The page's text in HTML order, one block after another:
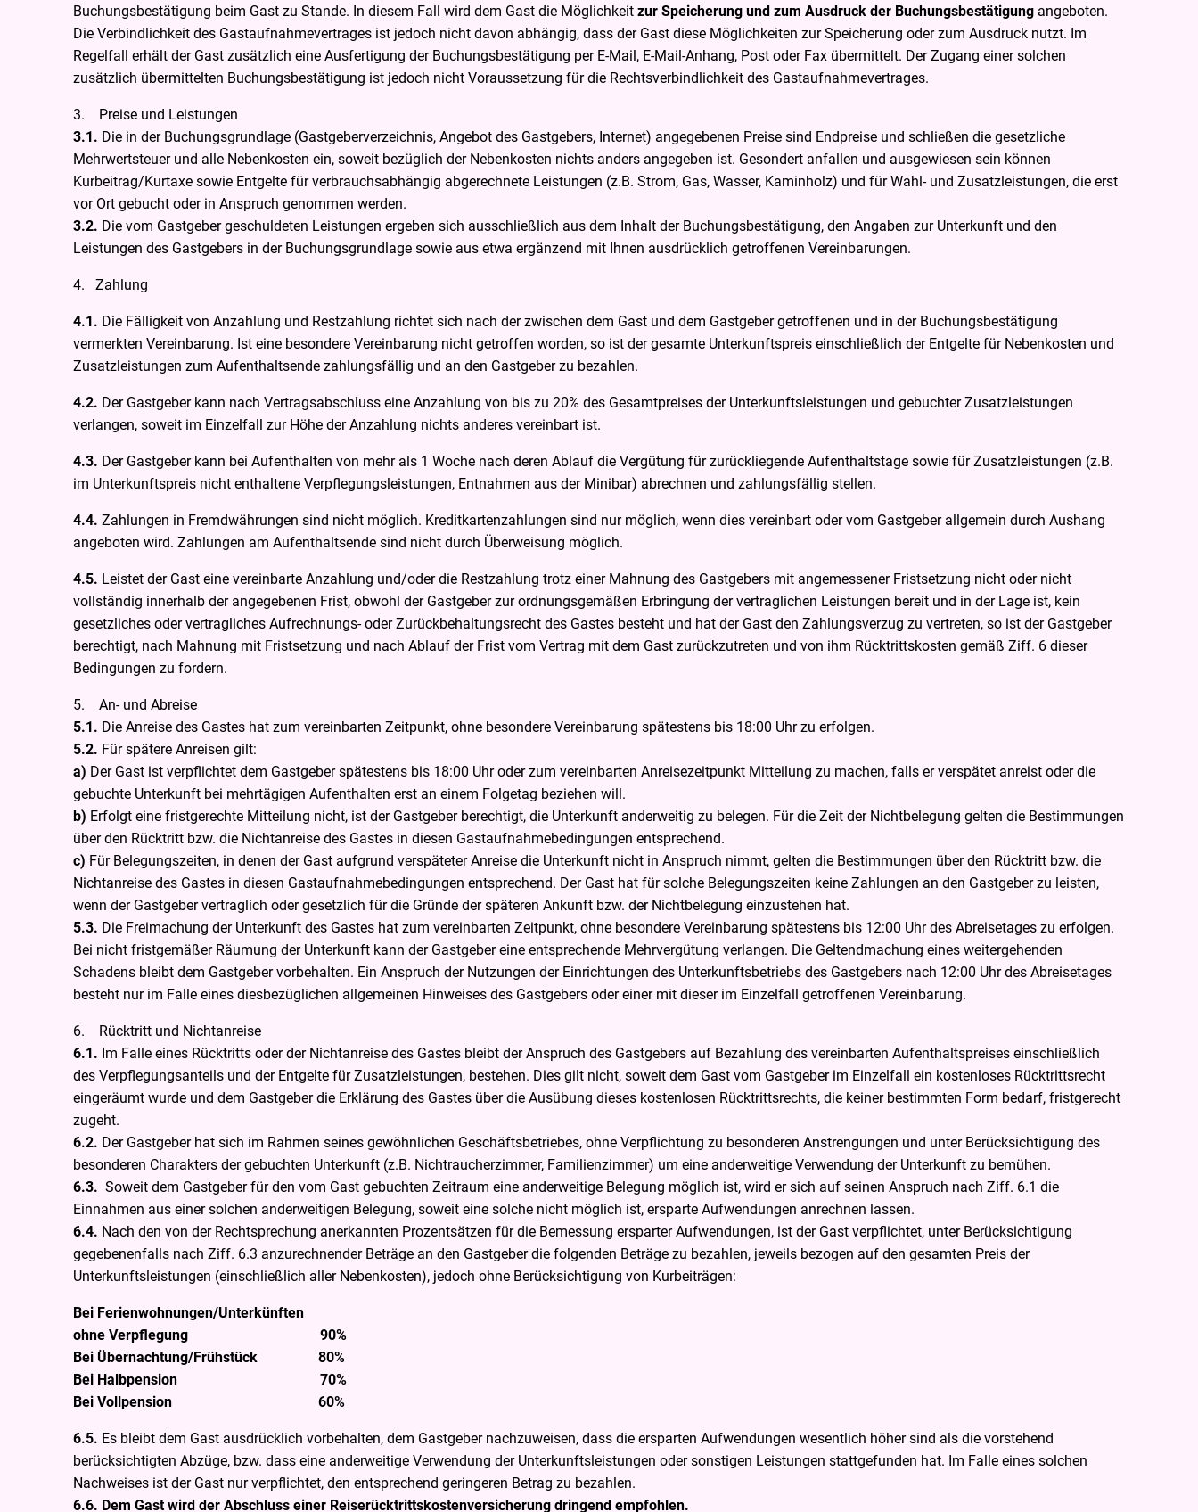
Buchungsbestätigung beim Gast zu Stande. In diesem Fall wird dem Gast die Möglichkeit zur Speicherung und zum Ausdruck der Buchungsbestätigung angeboten.
Die Verbindlichkeit des Gastaufnahmevertrages ist jedoch nicht davon abhängig, dass der Gast diese Möglichkeiten zur Speicherung oder zum Ausdruck nutzt. Im
Regelfall erhält der Gast zusätzlich eine Ausfertigung der Buchungsbestätigung per E-Mail, E-Mail-Anhang, Post oder Fax übermittelt. Der Zugang einer solchen
zusätzlich übermittelten Buchungsbestätigung ist jedoch nicht Voraussetzung für die Rechtsverbindlichkeit des Gastaufnahmevertrages.
3. Preise und Leistungen
3.1. Die in der Buchungsgrundlage (Gastgeberverzeichnis, Angebot des Gastgebers, Internet) angegebenen Preise sind Endpreise und schließen die gesetzliche
Mehrwertsteuer und alle Nebenkosten ein, soweit bezüglich der Nebenkosten nichts anders angegeben ist. Gesondert anfallen und ausgewiesen sein können
Kurbeitrag/Kurtaxe sowie Entgelte für verbrauchsabhängig abgerechnete Leistungen (z.B. Strom, Gas, Wasser, Kaminholz) und für Wahl- und Zusatzleistungen, die erst
vor Ort gebucht oder in Anspruch genommen werden.
3.2. Die vom Gastgeber geschuldeten Leistungen ergeben sich ausschließlich aus dem Inhalt der Buchungsbestätigung, den Angaben zur Unterkunft und den
Leistungen des Gastgebers in der Buchungsgrundlage sowie aus etwa ergänzend mit Ihnen ausdrücklich getroffenen Vereinbarungen.
4. Zahlung
4.1. Die Fälligkeit von Anzahlung und Restzahlung richtet sich nach der zwischen dem Gast und dem Gastgeber getroffenen und in der Buchungsbestätigung
vermerkten Vereinbarung. Ist eine besondere Vereinbarung nicht getroffen worden, so ist der gesamte Unterkunftspreis einschließlich der Entgelte für Nebenkosten und
Zusatzleistungen zum Aufenthaltsende zahlungsfällig und an den Gastgeber zu bezahlen.
4.2. Der Gastgeber kann nach Vertragsabschluss eine Anzahlung von bis zu 20% des Gesamtpreises der Unterkunftsleistungen und gebuchter Zusatzleistungen
verlangen, soweit im Einzelfall zur Höhe der Anzahlung nichts anderes vereinbart ist.
4.3. Der Gastgeber kann bei Aufenthalten von mehr als 1 Woche nach deren Ablauf die Vergütung für zurückliegende Aufenthaltstage sowie für Zusatzleistungen (z.B.
im Unterkunftspreis nicht enthaltene Verpflegungsleistungen, Entnahmen aus der Minibar) abrechnen und zahlungsfällig stellen.
4.4. Zahlungen in Fremdwährungen sind nicht möglich. Kreditkartenzahlungen sind nur möglich, wenn dies vereinbart oder vom Gastgeber allgemein durch Aushang
angeboten wird. Zahlungen am Aufenthaltsende sind nicht durch Überweisung möglich.
4.5. Leistet der Gast eine vereinbarte Anzahlung und/oder die Restzahlung trotz einer Mahnung des Gastgebers mit angemessener Fristsetzung nicht oder nicht
vollständig innerhalb der angegebenen Frist, obwohl der Gastgeber zur ordnungsgemäßen Erbringung der vertraglichen Leistungen bereit und in der Lage ist, kein
gesetzliches oder vertragliches Aufrechnungs- oder Zurückbehaltungsrecht des Gastes besteht und hat der Gast den Zahlungsverzug zu vertreten, so ist der Gastgeber
berechtigt, nach Mahnung mit Fristsetzung und nach Ablauf der Frist vom Vertrag mit dem Gast zurückzutreten und von ihm Rücktrittskosten gemäß Ziff. 6 dieser
Bedingungen zu fordern.
5. An- und Abreise
5.1. Die Anreise des Gastes hat zum vereinbarten Zeitpunkt, ohne besondere Vereinbarung spätestens bis 18:00 Uhr zu erfolgen.
5.2. Für spätere Anreisen gilt:
a) Der Gast ist verpflichtet dem Gastgeber spätestens bis 18:00 Uhr oder zum vereinbarten Anreisezeitpunkt Mitteilung zu machen, falls er verspätet anreist oder die
gebuchte Unterkunft bei mehrtägigen Aufenthalten erst an einem Folgetag beziehen will.
b) Erfolgt eine fristgerechte Mitteilung nicht, ist der Gastgeber berechtigt, die Unterkunft anderweitig zu belegen. Für die Zeit der Nichtbelegung gelten die Bestimmungen
über den Rücktritt bzw. die Nichtanreise des Gastes in diesen Gastaufnahmebedingungen entsprechend.
c) Für Belegungszeiten, in denen der Gast aufgrund verspäteter Anreise die Unterkunft nicht in Anspruch nimmt, gelten die Bestimmungen über den Rücktritt bzw. die
Nichtanreise des Gastes in diesen Gastaufnahmebedingungen entsprechend. Der Gast hat für solche Belegungszeiten keine Zahlungen an den Gastgeber zu leisten,
wenn der Gastgeber vertraglich oder gesetzlich für die Gründe der späteren Ankunft bzw. der Nichtbelegung einzustehen hat.
5.3. Die Freimachung der Unterkunft des Gastes hat zum vereinbarten Zeitpunkt, ohne besondere Vereinbarung spätestens bis 12:00 Uhr des Abreisetages zu erfolgen.
Bei nicht fristgemäßer Räumung der Unterkunft kann der Gastgeber eine entsprechende Mehrvergütung verlangen. Die Geltendmachung eines weitergehenden
Schadens bleibt dem Gastgeber vorbehalten. Ein Anspruch der Nutzungen der Einrichtungen des Unterkunftsbetriebs des Gastgebers nach 12:00 Uhr des Abreisetages
besteht nur im Falle eines diesbezüglichen allgemeinen Hinweises des Gastgebers oder einer mit dieser im Einzelfall getroffenen Vereinbarung.
6. Rücktritt und Nichtanreise
6.1. Im Falle eines Rücktritts oder der Nichtanreise des Gastes bleibt der Anspruch des Gastgebers auf Bezahlung des vereinbarten Aufenthaltspreises einschließlich
des Verpflegungsanteils und der Entgelte für Zusatzleistungen, bestehen. Dies gilt nicht, soweit dem Gast vom Gastgeber im Einzelfall ein kostenloses Rücktrittsrecht
eingeräumt wurde und dem Gastgeber die Erklärung des Gastes über die Ausübung dieses kostenlosen Rücktrittsrechts, die keiner bestimmten Form bedarf, fristgerecht
zugeht.
6.2. Der Gastgeber hat sich im Rahmen seines gewöhnlichen Geschäftsbetriebes, ohne Verpflichtung zu besonderen Anstrengungen und unter Berücksichtigung des
besonderen Charakters der gebuchten Unterkunft (z.B. Nichtraucherzimmer, Familienzimmer) um eine anderweitige Verwendung der Unterkunft zu bemühen.
6.3. Soweit dem Gastgeber für den vom Gast gebuchten Zeitraum eine anderweitige Belegung möglich ist, wird er sich auf seinen Anspruch nach Ziff. 6.1 die
Einnahmen aus einer solchen anderweitigen Belegung, soweit eine solche nicht möglich ist, ersparte Aufwendungen anrechnen lassen.
6.4. Nach den von der Rechtsprechung anerkannten Prozentsätzen für die Bemessung ersparter Aufwendungen, ist der Gast verpflichtet, unter Berücksichtigung
gegebenenfalls nach Ziff. 6.3 anzurechnender Beträge an den Gastgeber die folgenden Beträge zu bezahlen, jeweils bezogen auf den gesamten Preis der
Unterkunftsleistungen (einschließlich aller Nebenkosten), jedoch ohne Berücksichtigung von Kurbeiträgen:
Bei Ferienwohnungen/Unterkünften
ohne Verpflegung 90%
Bei Übernachtung/Frühstück 80%
Bei Halbpension 70%
Bei Vollpension 60%
6.5. Es bleibt dem Gast ausdrücklich vorbehalten, dem Gastgeber nachzuweisen, dass die ersparten Aufwendungen wesentlich höher sind als die vorstehend
berücksichtigten Abzüge, bzw. dass eine anderweitige Verwendung der Unterkunftsleistungen oder sonstigen Leistungen stattgefunden hat. Im Falle eines solchen
Nachweises ist der Gast nur verpflichtet, den entsprechend geringeren Betrag zu bezahlen.
6.6. Dem Gast wird der Abschluss einer Reiserücktrittskostenversicherung dringend empfohlen.